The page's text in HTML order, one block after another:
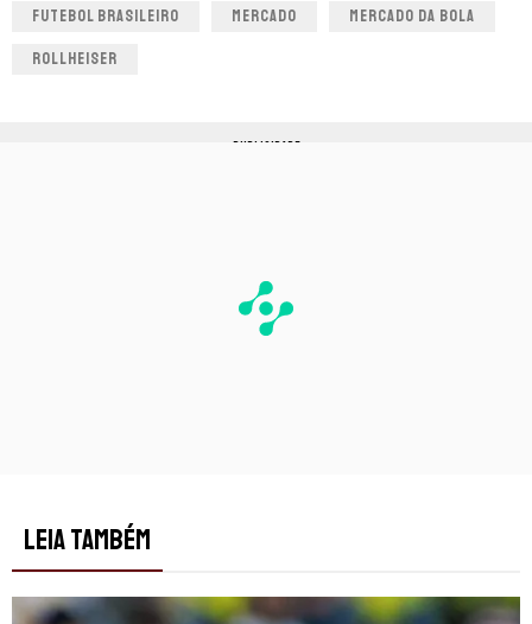
FUTEBOL BRASILEIRO MERCADO MERCADO DA BOLA
ROLLHEISER
PUBLICIDADE
LEIA TAMBÉM